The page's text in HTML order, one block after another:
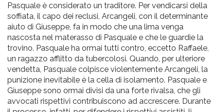
Pasquale è considerato un traditore. Per vendicarsi della
soffiata, il capo dei reclusi, Arcangeli, con il determinante
aiuto di Giuseppe, fa in modo che una lima venga
nascosta nel materasso di Pasquale e che le guardie la
trovino. Pasquale ha ormai tutti contro, eccetto Raffaele,
un ragazzo afflitto da tubercolosi. Quando, per ulteriore
vendetta, Pasquale colpisce violentemente Arcangeli, la
punizione inevitabile è la cella di isolamento. Pasquale e
Giuseppe sono ormai divisi da una forte rivalsa, che gli
avvocati rispettivi contribuiscono ad accrescere. Durante